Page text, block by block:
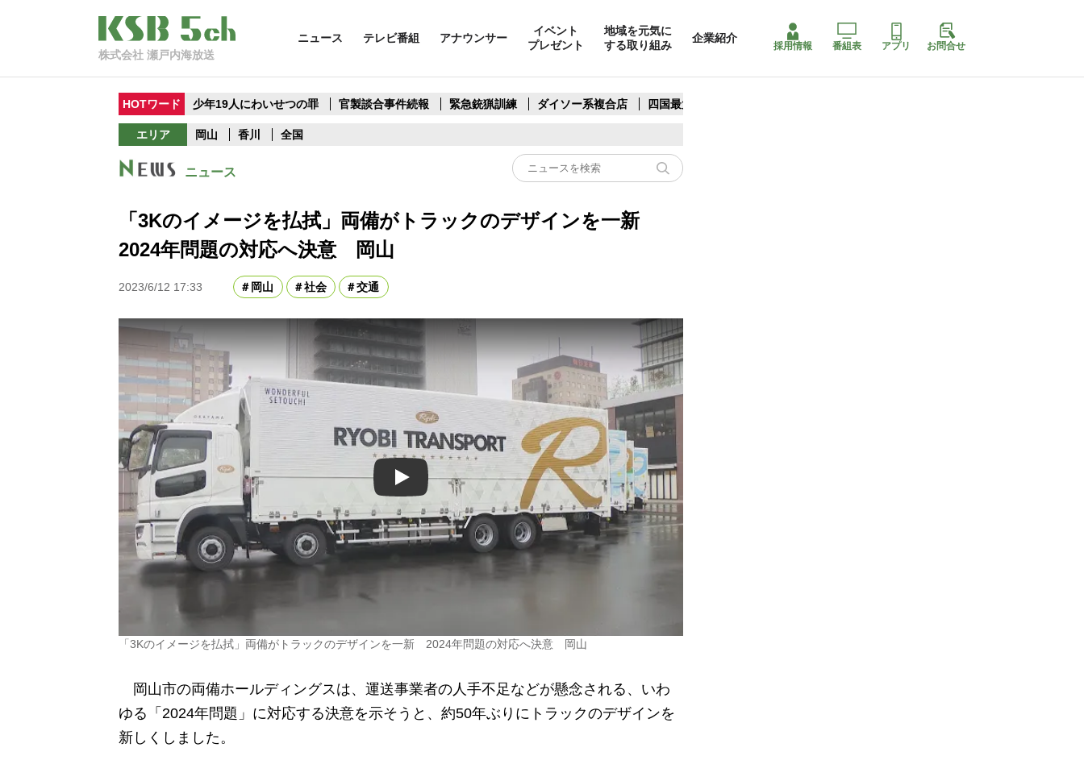
株式会社 瀬戸内海放送
ニュース テレビ番組 アナウンサー
イベント
プレゼント
地域を元気に
する取り組み
企業紹介
採用情報 番組表 アプリ お問合せ
HOTワード 少年19人にわいせつの罪 官製談合事件続報 緊急銃猟訓練 ダイソー系複合店 四国最大スリコ
エリア 岡山 香川 全国
ニュース
「3Kのイメージを払拭」両備がトラックのデザインを一新
2024年問題の対応へ決意 岡山
2023/6/12 17:33 岡山 社会 交通
Play
「3Kのイメージを払拭」両備がトラックのデザインを一新 2024年問題の対応へ決意 岡山
岡山市の両備ホールディングスは、運送事業者の人手不足などが懸念される、いわ
ゆる「2024年問題」に対応する決意を示そうと、約50年ぶりにトラックのデザインを
新しくしました。